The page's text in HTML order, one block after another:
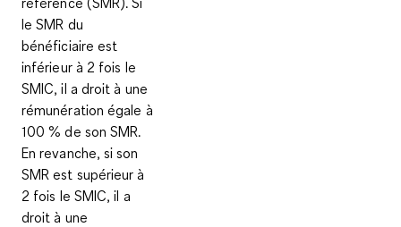
le SMR du
bénéficiaire est
inférieur à 2 fois le
SMIC, il a droit à une
rémunération égale à
100 % de son SMR.
En revanche, si son
SMR est supérieur à
2 fois le SMIC, il a
droit à une